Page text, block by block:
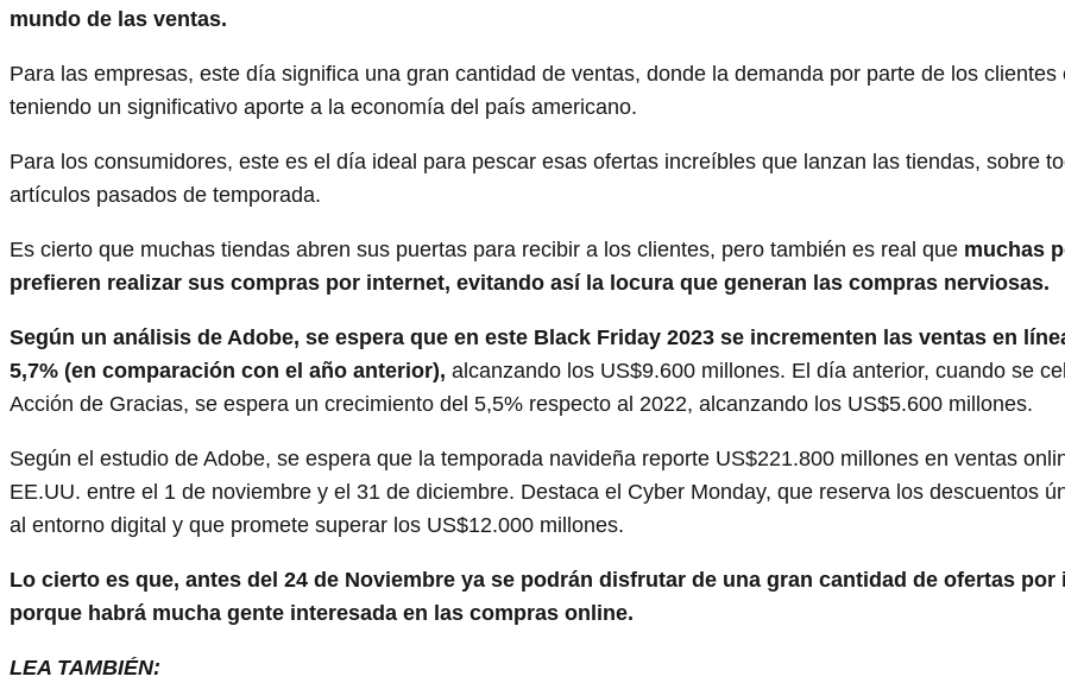
mundo de las ventas.
Para las empresas, este día significa una gran cantidad de ventas, donde la demanda por parte de los clientes
teniendo un significativo aporte a la economía del país americano.
Para los consumidores, este es el día ideal para pescar esas ofertas increíbles que lanzan las tiendas, sobre
artículos pasados de temporada.
Es cierto que muchas tiendas abren sus puertas para recibir a los clientes, pero también es real que muchas
prefieren realizar sus compras por internet, evitando así la locura que generan las compras nerviosas.
Según un análisis de Adobe, se espera que en este Black Friday 2023 se incrementen las ventas en
5,7% (en comparación con el año anterior), alcanzando los US$9.600 millones. El día anterior, cuando se
Acción de Gracias, se espera un crecimiento del 5,5% respecto al 2022, alcanzando los US$5.600 millones.
Según el estudio de Adobe, se espera que la temporada navideña reporte US$221.800 millones en ventas
EE.UU. entre el 1 de noviembre y el 31 de diciembre. Destaca el Cyber Monday, que reserva los descuentos
al entorno digital y que promete superar los US$12.000 millones.
Lo cierto es que, antes del 24 de Noviembre ya se podrán disfrutar de una gran cantidad de ofertas por
porque habrá mucha gente interesada en las compras online.
LEA TAMBIÉN: